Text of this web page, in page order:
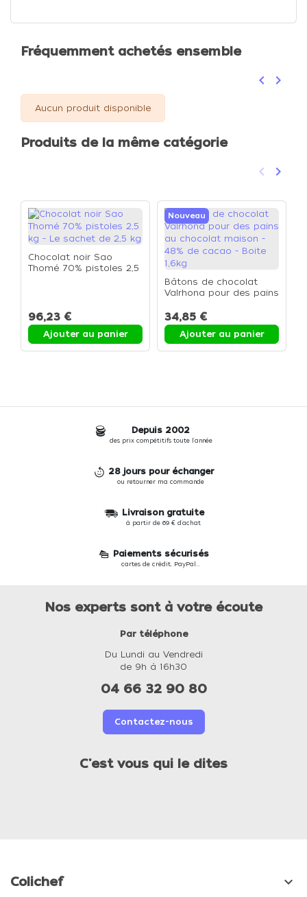
Fréquemment achetés ensemble
Précédent
keyboard_arrow_left keyboard_arrow_right
Aucun produit disponible
Produits de la même catégorie
Précédent
keyboard_arrow_left keyboard_arrow_right
Chocolat noir Sao
Thomé 70% pistoles 2,5
96,23 €
Ajouter au panier
Nouveau
Bâtons de chocolat
Valrhona pour des pains
48% de cacao - Boite
1,6kg
34,85 €
Ajouter au panier
Depuis 2002
des prix compétitifs toute l'année
28 jours pour échanger
ou retourner ma commande
Livraison gratuite
à partir de 69 € d'achat
Paiements sécurisés
cartes de crédit, PayPal...
Nos experts sont à votre écoute
Par téléphone
Du Lundi au Vendredi
de 9h à 16h30
04 66 32 90 80
Contactez-nous
C'est vous qui le dites
Colichef 